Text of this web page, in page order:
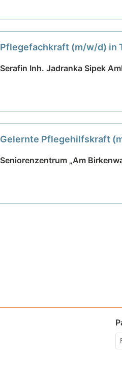
Pflegefachkraft (m/w/d) in
Serafin Inh. Jadranka Sipek
Gelernte Pflegehilfskraft
Seniorenzentrum „Am